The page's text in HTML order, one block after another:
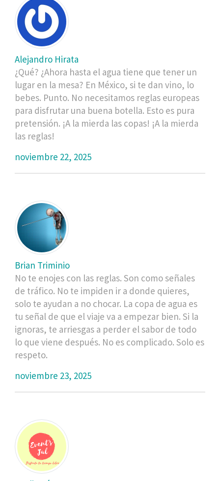
Alejandro Hirata
¿Qué? ¿Ahora hasta el agua tiene que tener un
lugar en la mesa? En México, si te dan vino, lo
bebes. Punto. No necesitamos reglas europeas
para disfrutar una buena botella. Esto es pura
pretensión. ¡A la mierda las copas! ¡A la mierda
las reglas!
noviembre 22, 2025
Brian Triminio
No te enojes con las reglas. Son como señales
de tráfico. No te impiden ir a donde quieres,
solo te ayudan a no chocar. La copa de agua es
tu señal de que el viaje va a empezar bien. Si la
ignoras, te arriesgas a perder el sabor de todo
lo que viene después. No es complicado. Solo es
respeto.
noviembre 23, 2025